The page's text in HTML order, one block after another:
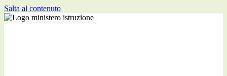
Salta al contenuto